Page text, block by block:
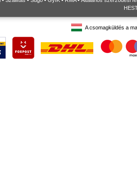
A csomagküldés a